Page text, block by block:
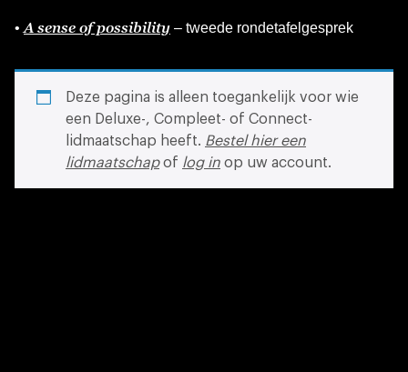
• A sense of possibility – tweede rondetafelgesprek
Deze pagina is alleen toegankelijk voor wie
een Deluxe-, Compleet- of Connect-
lidmaatschap heeft. Bestel hier een
lidmaatschapof log in op uw account.